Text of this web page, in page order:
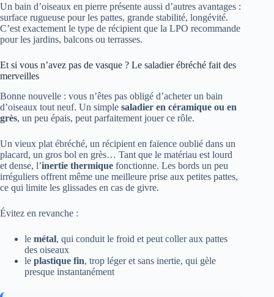
Un bain d’oiseaux en pierre présente aussi d’autres avantages :
surface rugueuse pour les pattes, grande stabilité, longévité.
C’est exactement le type de récipient que la LPO recommande
pour les jardins, balcons ou terrasses.
Et si vous n’avez pas de vasque ? Le saladier ébréché fait des
merveilles
Bonne nouvelle : vous n’êtes pas obligé d’acheter un bain
d’oiseaux tout neuf. Un simple saladier en céramique ou en
grès, un peu épais, peut parfaitement jouer ce rôle.
Un vieux plat ébréché, un récipient en faïence oublié dans un
placard, un gros bol en grès… Tant que le matériau est lourd
et dense, l’inertie thermique fonctionne. Les bords un peu
irréguliers offrent même une meilleure prise aux petites pattes,
ce qui limite les glissades en cas de givre.
Évitez en revanche :
le métal, qui conduit le froid et peut coller aux pattes
des oiseaux
le plastique fin, trop léger et sans inertie, qui gèle
presque instantanément